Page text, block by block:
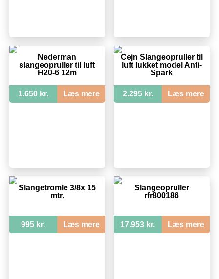
Nederman
slangeopruller til luft
H20-6 12m
1.650 kr. Læs mere
Cejn Slangeopruller til
luft lukket model Anti-
Spark
2.295 kr. Læs mere
Slangetromle 3/8x 15
mtr.
995 kr. Læs mere
Slangeopruller
rfr800186
17.953 kr. Læs mere